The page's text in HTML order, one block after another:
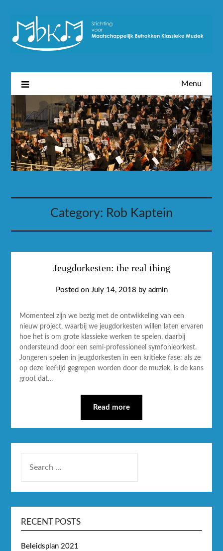
Menu
Category: Rob Kaptein
Jeugdorkesten: the real thing
Posted on July 14, 2018 by admin
Momenteel zijn we bezig met de ontwikkeling van een
nieuw project, waarbij we jeugdorkesten willen laten ervaren
hoe het is om grote klassieke werken te spelen, daarbij
ondersteund door een semi-professioneel symfonieorkest.
Jongeren spelen in jeugdorkesten in een kritieke fase: als ze
op deze leeftijd gegrepen worden door de muziek, is de kans
groot dat…
Read more
RECENT POSTS
Beleidsplan 2021